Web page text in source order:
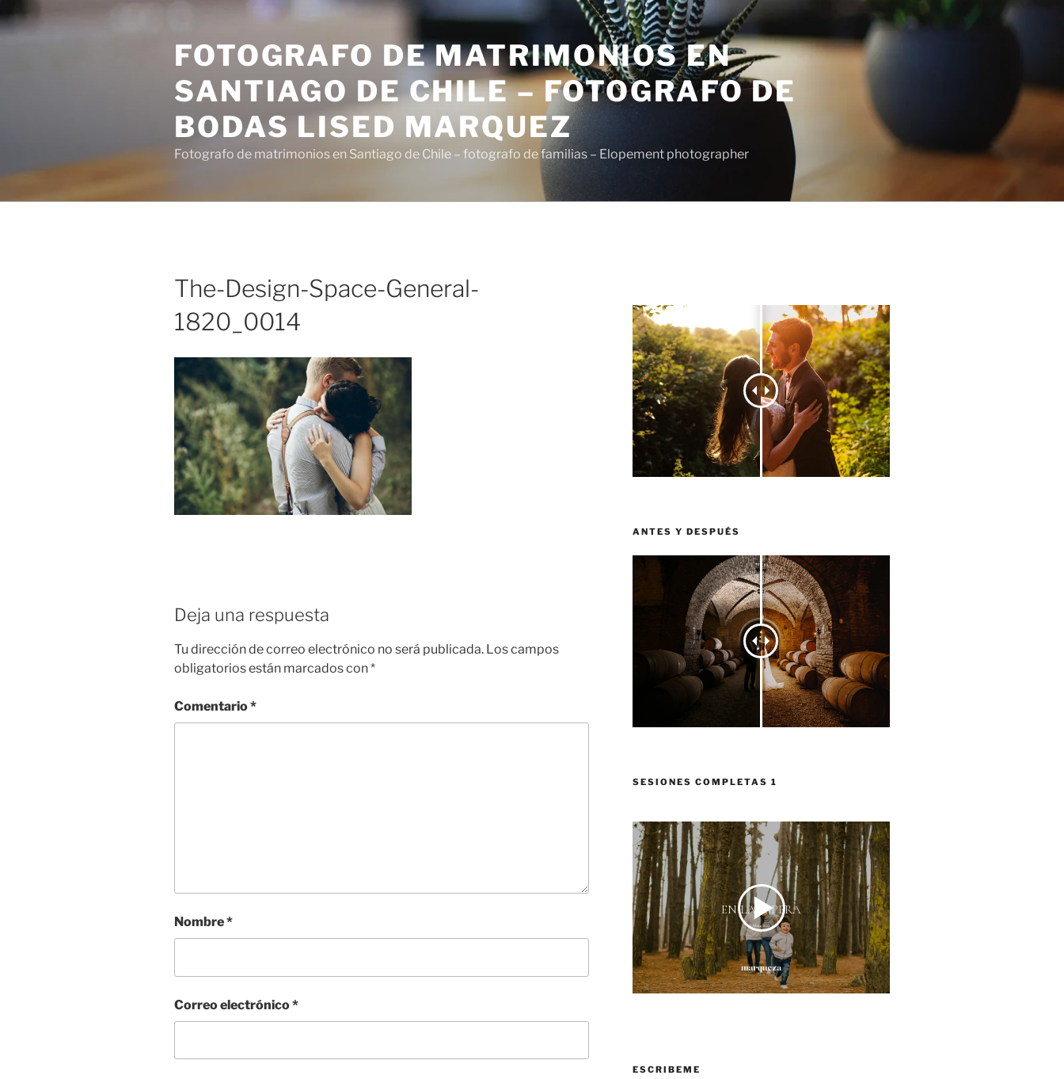
al
FOTOGRAFO DE MATRIMONIOS EN
SANTIAGO DE CHILE – FOTOGRAFO DE
BODAS LISED MARQUEZ
Fotografo de matrimonios en Santiago de Chile – fotografo de familias – Elopement photographer
The-Design-Space-General-
1820_0014
Deja una respuesta
Tu dirección de correo electrónico no será publicada. Los campos
obligatorios están marcados con*
Comentario*
Nombre*
Correo electrónico*
ANTES Y DESPUÉS
SESIONES COMPLETAS 1
ESCRIBEME